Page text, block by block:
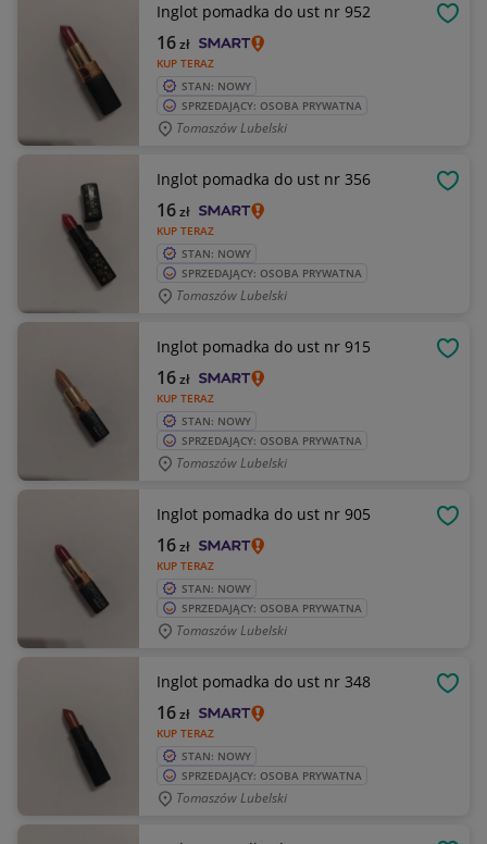
Inglot pomadka do ust nr 952
KUP TERAZ
16zł
STAN: NOWY
SPRZEDAJĄCY: OSOBA PRYWATNA
Tomaszów Lubelski
Inglot pomadka do ust nr 356
KUP TERAZ
16zł
STAN: NOWY
SPRZEDAJĄCY: OSOBA PRYWATNA
Tomaszów Lubelski
Inglot pomadka do ust nr 915
KUP TERAZ
16zł
STAN: NOWY
SPRZEDAJĄCY: OSOBA PRYWATNA
Tomaszów Lubelski
Inglot pomadka do ust nr 905
KUP TERAZ
16zł
STAN: NOWY
SPRZEDAJĄCY: OSOBA PRYWATNA
Tomaszów Lubelski
Inglot pomadka do ust nr 348
KUP TERAZ
16zł
STAN: NOWY
SPRZEDAJĄCY: OSOBA PRYWATNA
Tomaszów Lubelski